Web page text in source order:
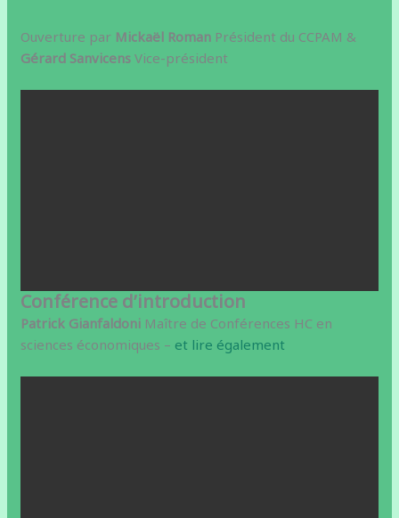
Ouverture par Mickaël Roman Président du CCPAM &
Gérard Sanvicens Vice-président
Conférence d’introduction
Patrick Gianfaldoni Maître de Conférences HC en
sciences économiques – et lire également